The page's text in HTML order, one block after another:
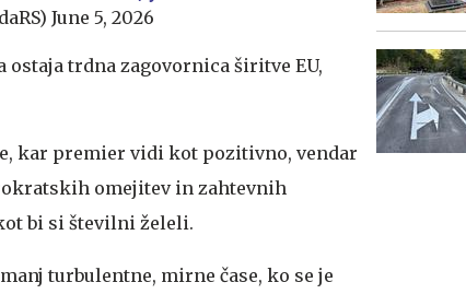
June 5, 2026
ostaja trdna zagovornica širitve EU,
kar premier vidi kot pozitivno, vendar
omejitev in zahtevnih
bi si številni želeli.
turbulentne, mirne čase, ko se je